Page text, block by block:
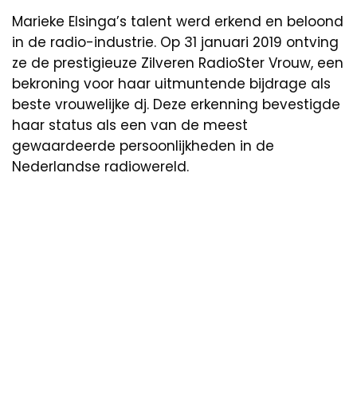
Marieke Elsinga’s talent werd erkend en beloond
in de radio-industrie. Op 31 januari 2019 ontving
ze de prestigieuze Zilveren RadioSter Vrouw, een
bekroning voor haar uitmuntende bijdrage als
beste vrouwelijke dj. Deze erkenning bevestigde
haar status als een van de meest
gewaardeerde persoonlijkheden in de
Nederlandse radiowereld.